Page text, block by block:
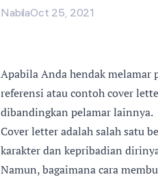
NabilaOct 25, 2021
Apabila Anda hendak melamar
referensi atau contoh cover
dibandingkan pelamar lainnya.
Cover letter adalah salah satu
karakter dan kepribadian
Namun, bagaimana cara